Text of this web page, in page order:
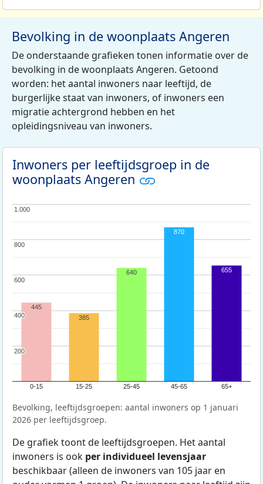
Bevolking in de woonplaats Angeren
De onderstaande grafieken tonen informatie over de
bevolking in de woonplaats Angeren. Getoond
worden: het aantal inwoners naar leeftijd, de
burgerlijke staat van inwoners, of inwoners een
migratie achtergrond hebben en het
opleidingsniveau van inwoners.
Inwoners per leeftijdsgroep in de
woonplaats Angeren
0-15 15-25 25-45 45-65 65+
200
200
400
400
600
600
800
800
1.000
1.000
445
385
640
870
655
Bevolking, leeftijdsgroepen: aantal inwoners op 1 januari
2026 per leeftijdsgroep.
De grafiek toont de leeftijdsgroepen. Het aantal
inwoners is ook per individueel levensjaar
beschikbaar (alleen de inwoners van 105 jaar en